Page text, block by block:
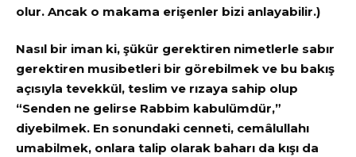
olur. Ancak o makama erişenler bizi anlayabilir.)
Nasıl bir iman ki, şükür gerektiren nimetlerle sabır
gerektiren musibetleri bir görebilmek ve bu bakış
açısıyla tevekkül, teslim ve rızaya sahip olup
“Senden ne gelirse Rabbim kabulümdür,”
diyebilmek. En sonundaki cenneti, cemâlullahı
umabilmek, onlara talip olarak baharı da kışı da